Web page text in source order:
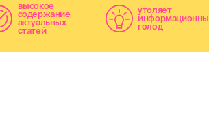
высокое
содержание
актуальных
статей
утоляет
голод